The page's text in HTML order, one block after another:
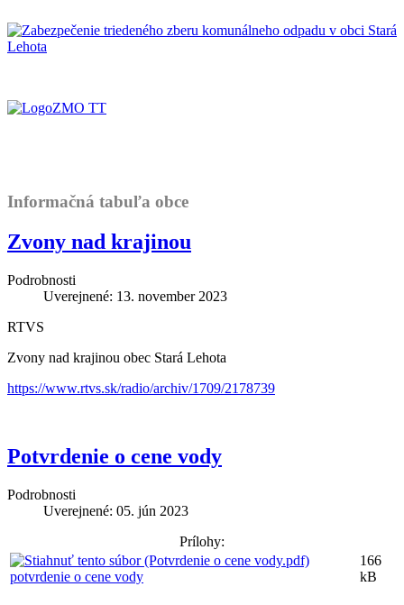
Informačná tabuľa obce
Zvony nad krajinou
Podrobnosti
Uverejnené: 13. november 2023
RTVS
Zvony nad krajinou obec Stará Lehota
https://www.rtvs.sk/radio/archiv/1709/2178739
Potvrdenie o cene vody
Podrobnosti
Uverejnené: 05. jún 2023
Prílohy:
potvrdenie o cene vody
166
kB